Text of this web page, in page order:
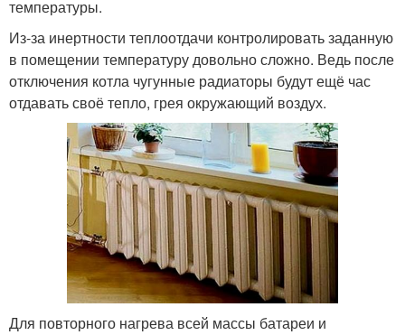
температуры.
Из-за инертности теплоотдачи контролировать заданную
в помещении температуру довольно сложно. Ведь после
отключения котла чугунные радиаторы будут ещё час
отдавать своё тепло, грея окружающий воздух.
Для повторного нагрева всей массы батареи и